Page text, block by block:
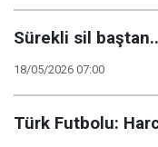
Sürekli sil
18/05/2026 07:00
Türk Futbolu: